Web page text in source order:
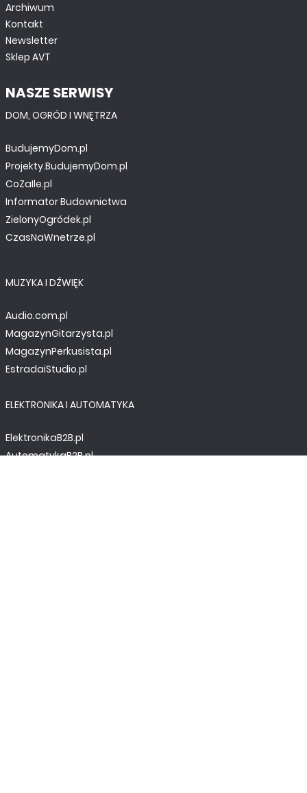
Archiwum
Kontakt
Newsletter
Sklep AVT
NASZE SERWISY
DOM, OGRÓD I WNĘTRZA
BudujemyDom.pl
Projekty.BudujemyDom.pl
CoZaIle.pl
Informator Budownictwa
ZielonyOgródek.pl
CzasNaWnetrze.pl
MUZYKA I DŹWIĘK
Audio.com.pl
MagazynGitarzysta.pl
MagazynPerkusista.pl
EstradaiStudio.pl
ELEKTRONIKA I AUTOMATYKA
ElektronikaB2B.pl
AutomatykaB2B.pl